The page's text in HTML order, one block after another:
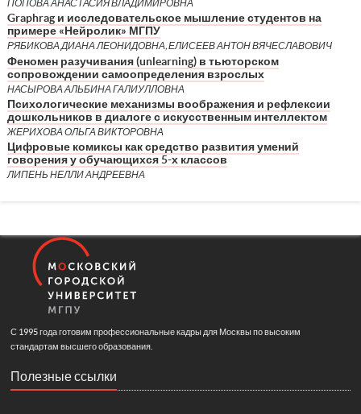
ПОПОВА АНАСТАСИЯ ВЛАДИМИРОВНА
Graphrag и исследовательское мышление студентов на
примере «Нейролик» МГПУ
РЯБИКОВА ДИАНА ЛЕОНИДОВНА, ЕЛИСЕЕВ АНТОН ВЯЧЕСЛАВОВИЧ
Феномен разучивания (unlearning) в тьюторском
сопровождении самоопределения взрослых
НАСЫРОВА АЛЬБИНА ГАЛИУЛЛОВНА
Психологические механизмы воображения и рефлексии
дошкольников в диалоге с искусственным интеллектом
ЖЕРИХОВА ОЛЬГА ВИКТОРОВНА
Цифровые комиксы как средство развития умений
говорения у обучающихся 5-х классов
ЛИПЕНЬ НЕЛЛИ АНДРЕЕВНА
С 1995 года готовим профессиональные кадры для Москвы по высоким
стандартам высшего образования.
Полезные ссылки